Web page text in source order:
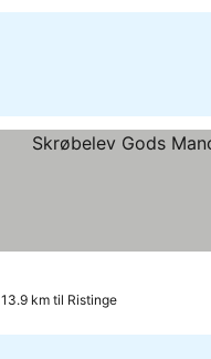
13.9 km til Ristinge